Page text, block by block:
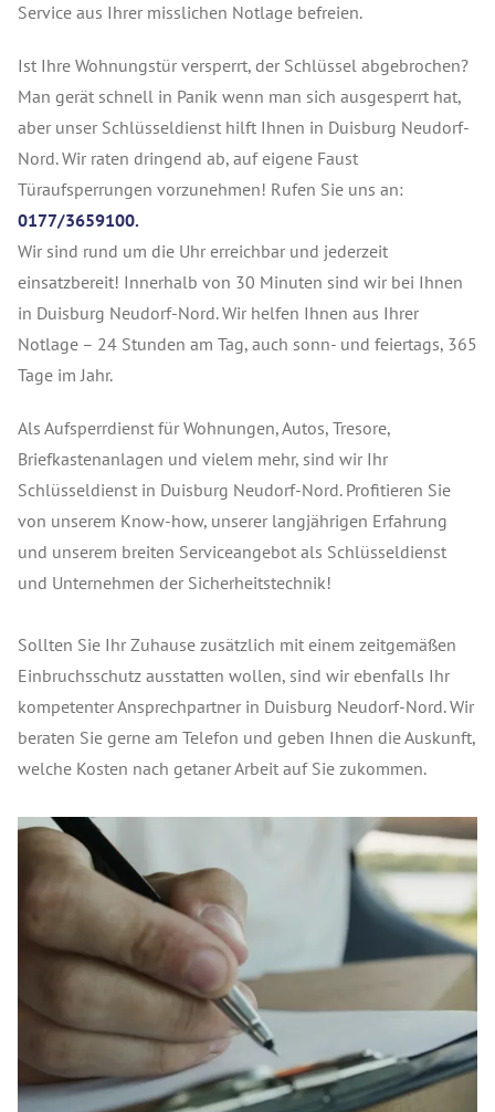
Service aus Ihrer misslichen Notlage befreien.
Ist Ihre Wohnungstür versperrt, der Schlüssel abgebrochen?
Man gerät schnell in Panik wenn man sich ausgesperrt hat,
aber unser Schlüsseldienst hilft Ihnen in Duisburg Neudorf-
Nord. Wir raten dringend ab, auf eigene Faust
Türaufsperrungen vorzunehmen! Rufen Sie uns an:
0177/3659100.
Wir sind rund um die Uhr erreichbar und jederzeit
einsatzbereit! Innerhalb von 30 Minuten sind wir bei Ihnen
in Duisburg Neudorf-Nord. Wir helfen Ihnen aus Ihrer
Notlage – 24 Stunden am Tag, auch sonn- und feiertags, 365
Tage im Jahr.
Als Aufsperrdienst für Wohnungen, Autos, Tresore,
Briefkastenanlagen und vielem mehr, sind wir Ihr
Schlüsseldienst in Duisburg Neudorf-Nord. Profitieren Sie
von unserem Know-how, unserer langjährigen Erfahrung
und unserem breiten Serviceangebot als Schlüsseldienst
und Unternehmen der Sicherheitstechnik!
Sollten Sie Ihr Zuhause zusätzlich mit einem zeitgemäßen
Einbruchsschutz ausstatten wollen, sind wir ebenfalls Ihr
kompetenter Ansprechpartner in Duisburg Neudorf-Nord. Wir
beraten Sie gerne am Telefon und geben Ihnen die Auskunft,
welche Kosten nach getaner Arbeit auf Sie zukommen.